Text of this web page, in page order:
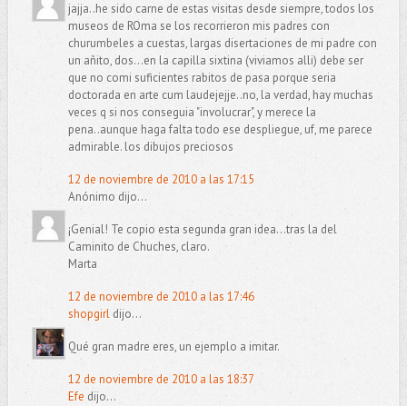
jajja..he sido carne de estas visitas desde siempre, todos los
museos de ROma se los recorrieron mis padres con
churumbeles a cuestas, largas disertaciones de mi padre con
un añito, dos...en la capilla sixtina (viviamos alli) debe ser
que no comi suficientes rabitos de pasa porque seria
doctorada en arte cum laudejejje..no, la verdad, hay muchas
veces q si nos conseguia "involucrar", y merece la
pena..aunque haga falta todo ese despliegue, uf, me parece
admirable. los dibujos preciosos
12 de noviembre de 2010 a las 17:15
Anónimo dijo...
¡Genial! Te copio esta segunda gran idea...tras la del
Caminito de Chuches, claro.
Marta
12 de noviembre de 2010 a las 17:46
shopgirldijo...
Qué gran madre eres, un ejemplo a imitar.
12 de noviembre de 2010 a las 18:37
Efe dijo...